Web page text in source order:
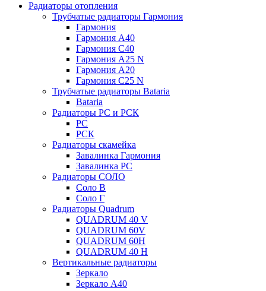
Радиаторы отопления
Трубчатые радиаторы Гармония
Гармония
Гармония А40
Гармония С40
Гармония А25 N
Гармония А20
Гармония С25 N
Трубчатые радиаторы Bataria
Bataria
Радиаторы РС и РСК
РС
РСК
Радиаторы скамейка
Завалинка Гармония
Завалинка РС
Радиаторы СОЛО
Соло В
Соло Г
Радиаторы Quadrum
QUADRUM 40 V
QUADRUM 60V
QUADRUM 60H
QUADRUM 40 H
Вертикальные радиаторы
Зеркало
Зеркало А40